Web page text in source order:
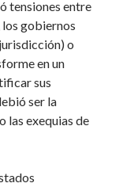
tensiones entre
gobiernos
o
en un
sus
ser la
las exequias de